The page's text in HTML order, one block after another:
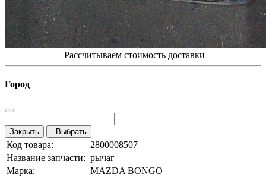
Рассчитываем стоимость доставки
Город
Закрыть Выбрать
Код товара:
2800008507
Название запчасти: рычаг
Марка:
MAZDA BONGO